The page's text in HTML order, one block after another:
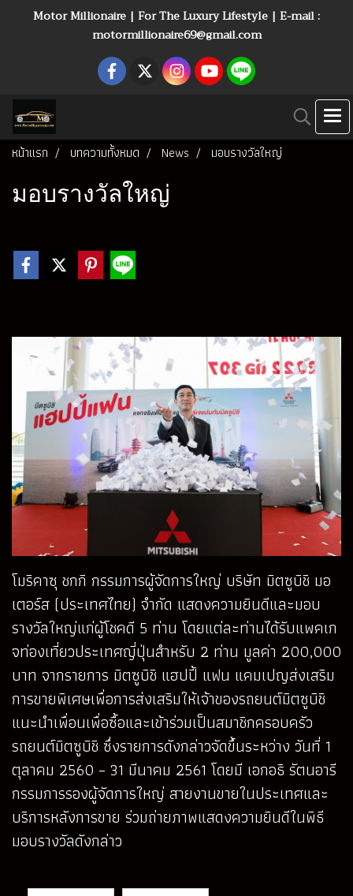
Motor Millionaire | For The Luxury Lifestyle | E-mail :
motormillionaire69@gmail.com
หน้าแรก บทความทั้งหมด News มอบรางวัลใหญ่
มอบรางวัลใหญ่
โมริคาซุ ชกกิ กรรมการผู้จัดการใหญ่ บริษัท มิตซูบิชิ มอ
เตอร์ส (ประเทศไทย) จำกัด แสดงความยินดีและมอบ
รางวัลใหญ่แก่ผู้โชคดี 5 ท่าน โดยแต่ละท่านได้รับแพคเก
จท่องเที่ยวประเทศญี่ปุ่นสำหรับ 2 ท่าน มูลค่า 200,000
บาท จากรายการ มิตซูบิชิ แฮปปี้ แฟน แคมเปญส่งเสริม
การขายพิเศษเพื่อการส่งเสริมให้เจ้าของรถยนต์มิตซูบิชิ
แนะนำเพื่อนเพื่อซื้อและเข้าร่วมเป็นสมาชิกครอบครัว
รถยนต์มิตซูบิชิ ซึ่งรายการดังกล่าวจัดขึ้นระหว่าง วันที่ 1
ตุลาคม 2560 – 31 มีนาคม 2561 โดยมี เอกอธิ รัตนอารี
กรรมการรองผู้จัดการใหญ่ สายงานขายในประเทศและ
บริการหลังการขาย ร่วมถ่ายภาพแสดงความยินดีในพิธี
มอบรางวัลดังกล่าว